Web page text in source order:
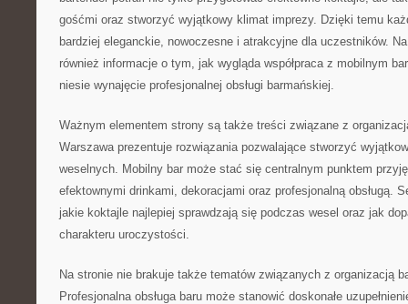
gośćmi oraz stworzyć wyjątkowy klimat imprezy. Dzięki temu
bardziej eleganckie, nowoczesne i atrakcyjne dla uczestników.
również informacje o tym, jak wygląda współpraca z mobilnym
niesie wynajęcie profesjonalnej obsługi barmańskiej.
Ważnym elementem strony są także treści związane z
Warszawa prezentuje rozwiązania pozwalające stworzyć
weselnych. Mobilny bar może stać się centralnym punktem
efektownymi drinkami, dekoracjami oraz profesjonalną obsługą.
jakie koktajle najlepiej sprawdzają się podczas wesel oraz jak
charakteru uroczystości.
Na stronie nie brakuje także tematów związanych z organizacją
Profesjonalna obsługa baru może stanowić doskonałe